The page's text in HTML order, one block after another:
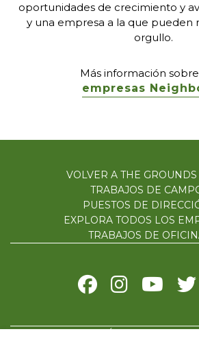
oportunidades de crecimiento y
y una empresa a la que pueden
orgullo.
Más información
empresas
VOLVER A THE GROUNDS
TRABAJOS DE
PUESTOS DE
EXPLORA TODOS LOS
TRABAJOS DE